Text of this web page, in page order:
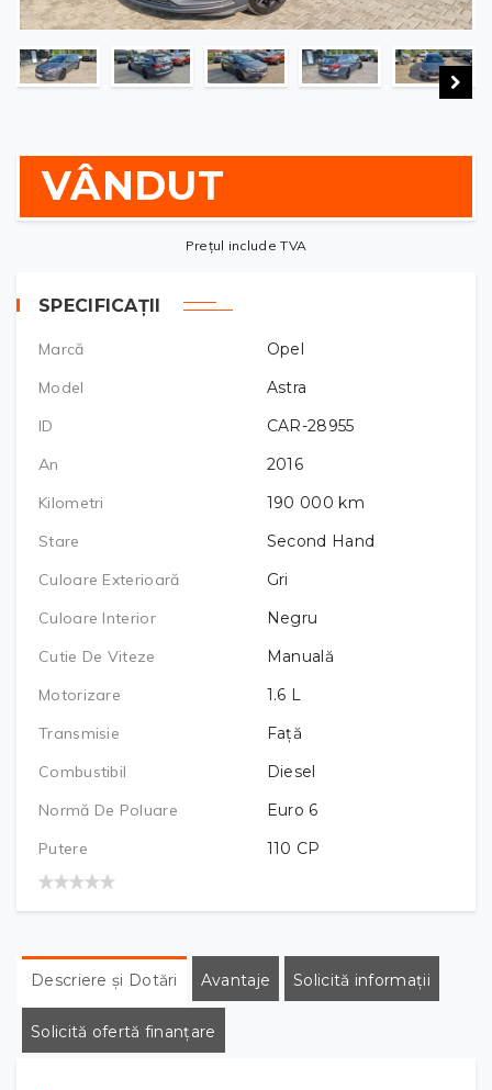
VÂNDUT
Prețul include TVA
SPECIFICAȚII
Marcă
Opel
Model
Astra
ID
CAR-28955
An
2016
Kilometri
190 000 km
Stare
Second Hand
Culoare Exterioară
Gri
Culoare Interior
Negru
Cutie De Viteze
Manuală
Motorizare
1.6 L
Transmisie
Față
Combustibil
Diesel
Normă De Poluare
Euro 6
Putere
110 CP
Descriere și Dotări Avantaje Solicită informații
Solicită ofertă finanțare